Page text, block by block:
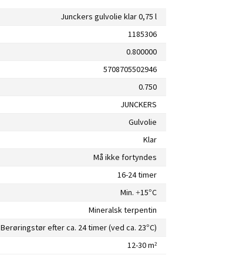
Junckers gulvolie klar 0,75 l
1185306
0.800000
5708705502946
0.750
JUNCKERS
Gulvolie
Klar
Må ikke fortyndes
16-24 timer
Min. +15°C
Mineralsk terpentin
Berøringstør efter ca. 24 timer (ved ca. 23°C)
12-30 m²